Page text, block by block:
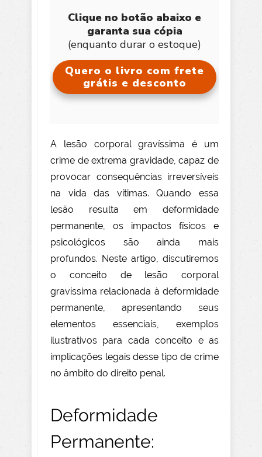
Clique no botão abaixo e
garanta sua cópia
(enquanto durar o estoque)
Quero o livro com frete
grátis e desconto
A lesão corporal gravíssima é um
crime de extrema gravidade, capaz de
provocar consequências irreversíveis
na vida das vítimas. Quando essa
lesão resulta em deformidade
permanente, os impactos físicos e
psicológicos são ainda mais
profundos. Neste artigo, discutiremos
o conceito de lesão corporal
gravíssima relacionada à deformidade
permanente, apresentando seus
elementos essenciais, exemplos
ilustrativos para cada conceito e as
implicações legais desse tipo de crime
no âmbito do direito penal.
Deformidade
Permanente: